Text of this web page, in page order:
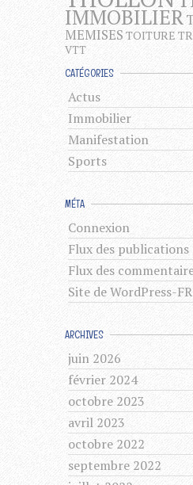
IMMOBILIER
MEMISES TOITURE
VTT
CATÉGORIES
Actus
Immobilier
Manifestation
Sports
MÉTA
Connexion
Flux des publications
Flux des
Site de WordPress-FR
ARCHIVES
juin 2026
février 2024
octobre 2023
avril 2023
octobre 2022
septembre 2022